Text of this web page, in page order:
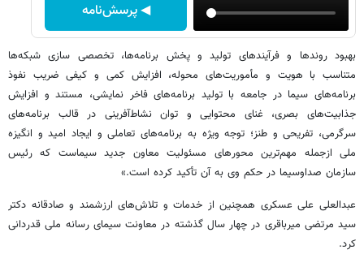
◀ پرسش‌نامه
بهبود روندها و فرآیندهای تولید و پخش برنامه‌ها، تخصصی سازی شبکه‌ها
متناسب با هویت و مأموریت‌های محوله، افزایش کمی و کیفی ضریب نفوذ
برنامه‌های سیما در جامعه با تولید برنامه‌های فاخر نمایشی، مستند و افزایش
جذابیت‌های بصری، غنای محتوایی و توان نشاط‌آفرینی در قالب برنامه‌های
سرگرمی، تفریحی و طنز؛ توجه ویژه به برنامه‌های تعاملی و ایجاد امید و انگیزه
ملی ازجمله مهم‌ترین محورهای مسئولیت معاون جدید سیماست که رئیس
سازمان صداوسیما در حکم وی به آن تأکید کرده است.»
عبدالعلی علی عسکری همچنین از خدمات و تلاش‌های ارزشمند و صادقانه دکتر
سید مرتضی میرباقری در چهار سال گذشته در معاونت سیمای رسانه ملی قدردانی
کرد.